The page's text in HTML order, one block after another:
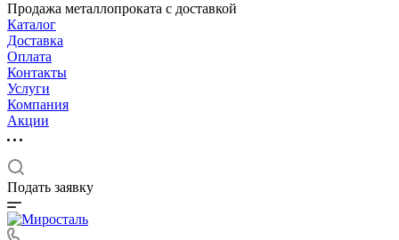
Продажа металлопроката с доставкой
Каталог
Доставка
Оплата
Контакты
Услуги
Компания
Акции
Подать заявку